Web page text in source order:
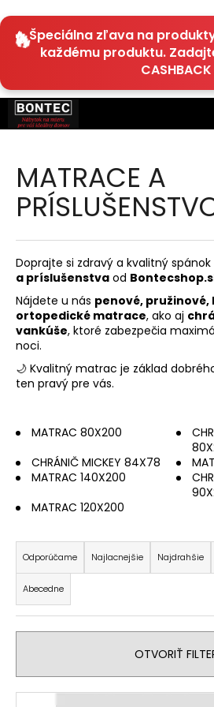
🔥 Špeciálna zľava na
každému produktu.
CASHBACK
Prejsť
na
EUR
MATRACE A
Doprajte si zdravý a kvalitný
a príslušenstva od
Nájdete u nás penové, pružinové,
ortopedické matrace, ako aj
vankúše, ktoré zabezpečia
noci.
🌙 Kvalitný matrac je základ
ten pravý pre vás.
MATRAC 80X200
CHRÁNIČ MICKEY 84X78
MATRAC 140X200
MATRAC 120X200
R
a
d
e
n
p
Odporúčame Najlacnejšie Najdrahšie
Abecedne
OTVORIŤ
V
K
o
k
Späť
Späť
Č
o
p
t
r
e
j
e
t
e
n
á
j
ť
?
O
d
r
ú